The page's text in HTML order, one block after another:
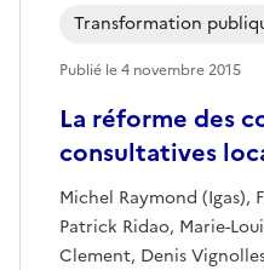
La réforme des
consultatives
Michel Raymond (Igas),
Patrick Ridao, Marie-
Clement, Denis
Transformation
Publié le4 novembre 2015